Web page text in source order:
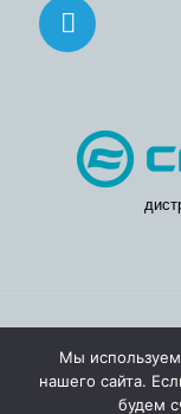
Мы
нашего сайта.
будем